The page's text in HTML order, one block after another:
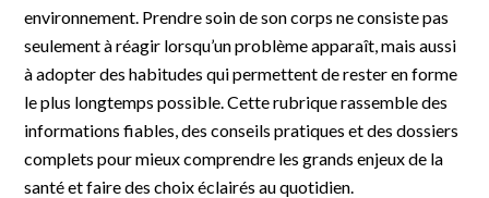
environnement. Prendre soin de son corps ne consiste pas
seulement à réagir lorsqu’un problème apparaît, mais aussi
à adopter des habitudes qui permettent de rester en forme
le plus longtemps possible. Cette rubrique rassemble des
informations fiables, des conseils pratiques et des dossiers
complets pour mieux comprendre les grands enjeux de la
santé et faire des choix éclairés au quotidien.